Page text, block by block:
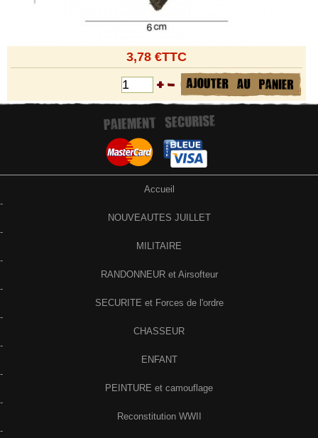
3,78 €TTC
Accueil
-
NOUVEAUTES JUILLET
-
MILITAIRE
-
RANDONNEUR et Airsofteur
-
SECURITE et Forces de l'ordre
-
CHASSEUR
-
ENFANT
-
PEINTURE et camouflage
-
Reconstitution WWII
-